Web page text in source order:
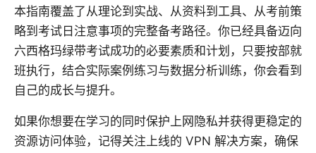
本指南覆盖了从理论到实战、从资料到工具、从考前策
略到考试日注意事项的完整备考路径。你已经具备迈向
六西格玛绿带考试成功的必要素质和计划，只要按部就
班执行，结合实际案例练习与数据分析训练，你会看到
自己的成长与提升。
如果你想要在学习的同时保护上网隐私并获得更稳定的
资源访问体验，记得关注上线的 VPN 解决方案，确保